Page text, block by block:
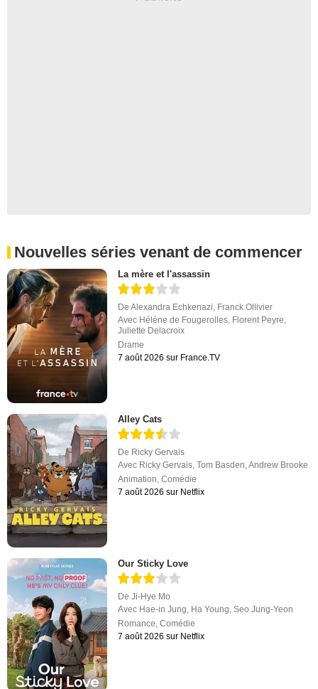
Nouvelles séries venant de commencer
La mère et l'assassin
DeAlexandra Echkenazi, Franck Ollivier
Avec Hélène de Fougerolles, Florent Peyre,
Juliette Delacroix
Drame
7 août 2026 sur France.TV
Alley Cats
De Ricky Gervais
Avec Ricky Gervais ,Tom Basden ,Andrew Brooke
Animation ,Comédie
7 août 2026 sur Netflix
Our Sticky Love
DeJi-Hye Mo
Avec Hae-in Jung, Ha Young,Seo Jung-Yeon
Romance,Comédie
7 août 2026 sur Netflix